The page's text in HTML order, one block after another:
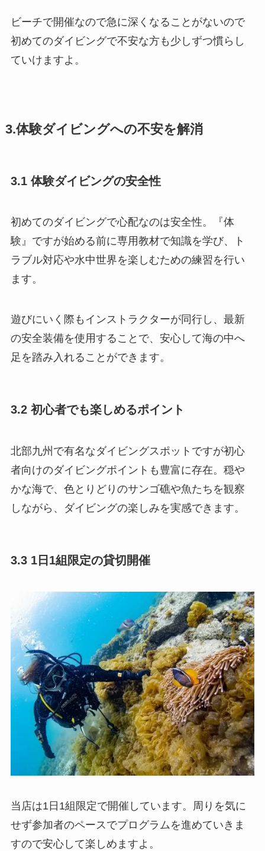
ビーチで開催なので急に深くなることがないので
初めてのダイビングで不安な方も少しずつ慣らし
ていけますよ。
3.体験ダイビングへの不安を解消
3.1 体験ダイビングの安全性
初めてのダイビングで心配なのは安全性。『体
験』ですが始める前に専用教材で知識を学び、ト
ラブル対応や水中世界を楽しむための練習を行い
ます。
遊びにいく際もインストラクターが同行し、最新
の安全装備を使用することで、安心して海の中へ
足を踏み入れることができます。
3.2 初心者でも楽しめるポイント
北部九州で有名なダイビングスポットですが初心
者向けのダイビングポイントも豊富に存在。穏や
かな海で、色とりどりのサンゴ礁や魚たちを観察
しながら、ダイビングの楽しみを実感できます。
3.3 1日1組限定の貸切開催
当店は1日1組限定で開催しています。周りを気に
せず参加者のペースでプログラムを進めていきま
すので安心して楽しめますよ。